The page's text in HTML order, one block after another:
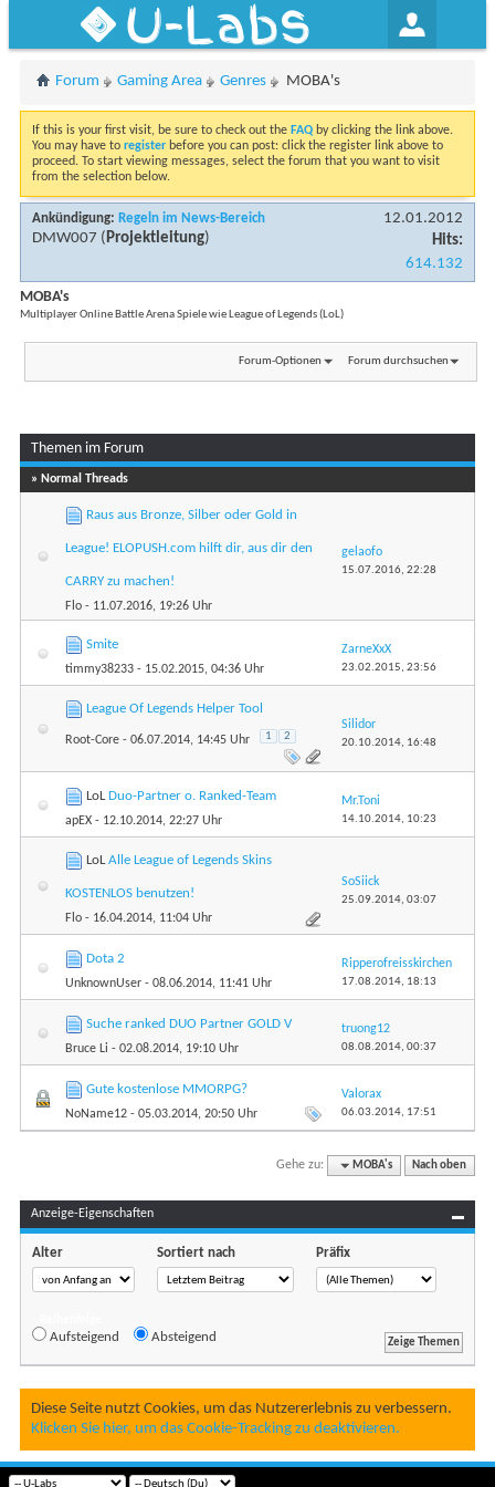
U-Labs
Forum Gaming Area Genres MOBA's
If this is your first visit, be sure to check out the FAQ by clicking the link above.
You may have to register before you can post: click the register link above to
proceed. To start viewing messages, select the forum that you want to visit
from the selection below.
Ankündigung: Regeln im News-Bereich
DMW007 (Projektleitung)
12.01.2012
Hits:
614.132
MOBA's
Multiplayer Online Battle Arena Spiele wie League of Legends (LoL)
Forum-Optionen Forum durchsuchen
Themen im Forum
» Normal Threads
Raus aus Bronze, Silber oder Gold in
League! ELOPUSH.com hilft dir, aus dir den
CARRY zu machen!
Flo - 11.07.2016, 19:26 Uhr
gelaofo
15.07.2016, 22:28
Smite
timmy38233 - 15.02.2015, 04:36 Uhr
ZarneXxX
23.02.2015, 23:56
League Of Legends Helper Tool
Root-Core - 06.07.2014, 14:45 Uhr 1 2
Silidor
20.10.2014, 16:48
LoLDuo-Partner o. Ranked-Team
apEX - 12.10.2014, 22:27 Uhr
Mr.Toni
14.10.2014, 10:23
LoLAlle League of Legends Skins
KOSTENLOS benutzen!
Flo - 16.04.2014, 11:04 Uhr
SoSiick
25.09.2014, 03:07
Dota 2
UnknownUser - 08.06.2014, 11:41 Uhr
Ripperofreisskirchen
17.08.2014, 18:13
Suche ranked DUO Partner GOLD V
Bruce Li - 02.08.2014, 19:10 Uhr
truong12
08.08.2014, 00:37
Gute kostenlose MMORPG?
NoName12 - 05.03.2014, 20:50 Uhr
Valorax
06.03.2014, 17:51
Gehe zu: MOBA's Nach oben
Anzeige-Eigenschaften
Alter Sortiert nach Präfix
Aufsteigend Absteigend
Diese Seite nutzt Cookies, um das Nutzererlebnis zu verbessern.
Klicken Sie hier, um das Cookie-Tracking zu deaktivieren.